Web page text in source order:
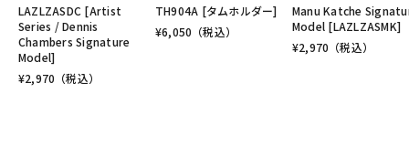
LAZLZASDC [Artist
Series / Dennis
Chambers Signature
Model]
¥2,970 （税込）
TH904A [タムホルダー]
¥6,050 （税込）
Manu Katche
Model [LAZLZASMK]
¥2,970 （税込）